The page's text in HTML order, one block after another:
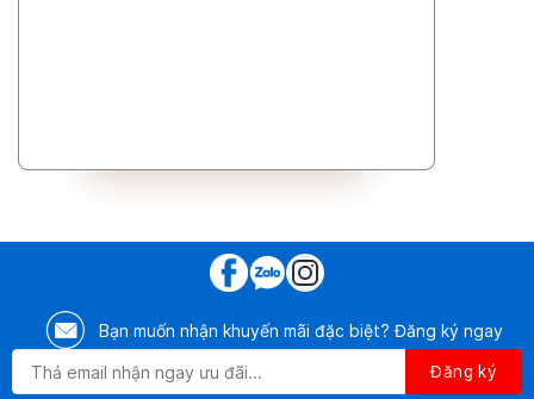
Bạn muốn nhận khuyến mãi đặc biệt? Đăng ký ngay